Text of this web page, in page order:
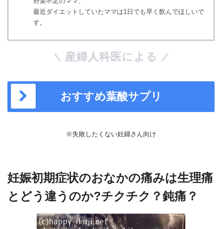
最近ダイエットしていたママは1日でも早く飲んでほしいで
す。
産婦人科医による
おすすめ葉酸サプリ
※失敗したくない妊婦さん向け
妊娠初期症状のおなかの痛みは生理痛
とどう違うのか?チクチク？鈍痛？